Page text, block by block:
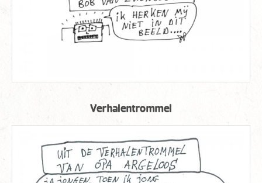
Verhalentrommel